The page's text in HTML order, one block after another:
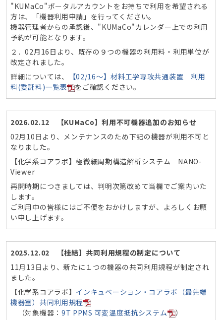
"KUMaCo"ポータルアカウントをお持ちで利用を希望される
方は、「機器利用申請」を行ってください。
機器管理者からの承認後、"KUMaCo"カレンダー上での利用
予約が可能となります。
２．02月16日より、既存の９つの機器の利用料・利用単位が
改定されました。
詳細については、
【02/16～】材料工学専攻共通装置 利用
料(委託料)一覧表
をご確認ください。
2026.02.12 【KUMaCo】利用不可機器追加のお知らせ
02月10日より、メンテナンスのため下記の機器が利用不可と
なりました。
【化学系コアラボ】極微細周期構造解析システム NANO-
Viewer
再開時期につきましては、判明次第改めて当欄でご案内いた
します。
ご利用中の皆様にはご不便をおかけしますが、よろしくお願
い申し上げます。
2025.12.02 【桂結】共同利用規程の制定について
11月13日より、新たに１つの機器の共同利用規程が制定され
ました。
【化学系コアラボ】 インキュベーション・コアラボ（最先端
機器室）共同利用規程
（対象機器： 9T PPMS 可変温度抵抗システム
）